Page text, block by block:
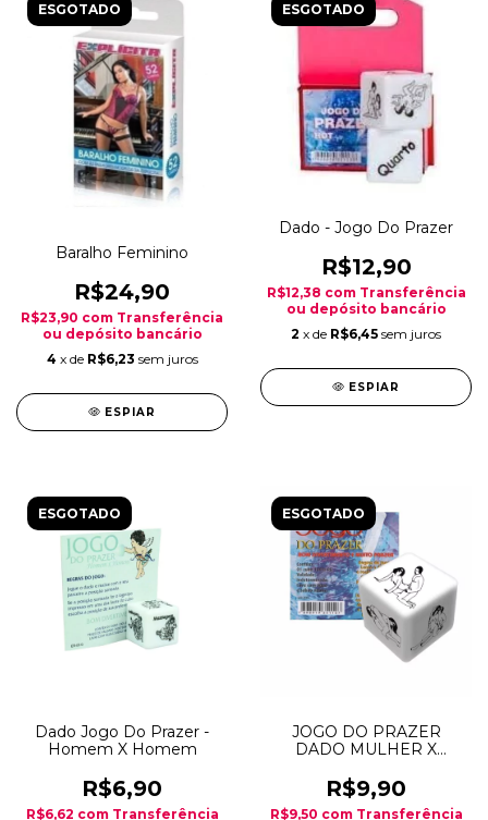
ESGOTADO
Baralho Feminino
R$24,90
R$23,90 com Transferência
ou depósito bancário
4 x de R$6,23 sem juros
ESPIAR
ESGOTADO
Dado - Jogo Do Prazer
R$12,90
R$12,38 com Transferência
ou depósito bancário
2 x de R$6,45 sem juros
ESPIAR
ESGOTADO
Dado Jogo Do Prazer -
Homem X Homem
R$6,90
R$6,62 com Transferência
ESGOTADO
JOGO DO PRAZER
DADO MULHER X
R$9,90
R$9,50 com Transferência